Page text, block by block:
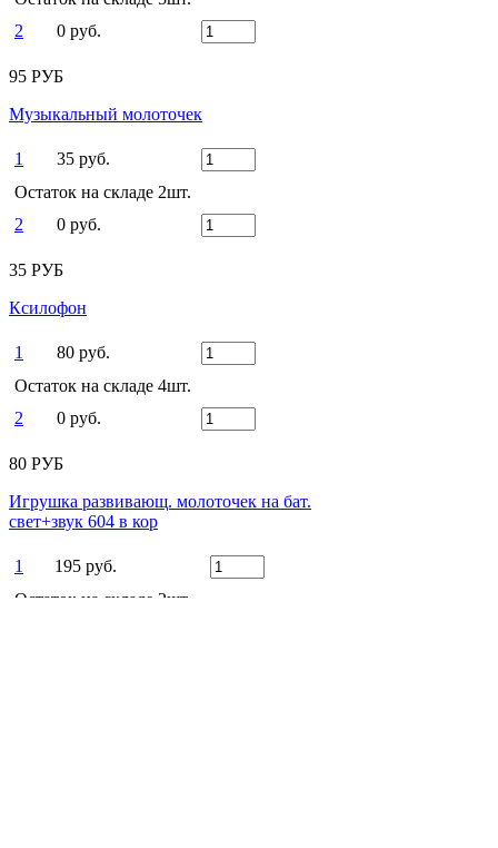
2
0 руб.
95 РУБ
Музыкальный молоточек
1
35 руб.
Остаток на складе 2шт.
2
0 руб.
35 РУБ
Ксилофон
1
80 руб.
Остаток на складе 4шт.
2
0 руб.
80 РУБ
Игрушка развивающ. молоточек на бат.
свет+звук 604 в кор
1
195 руб.
Остаток на складе 2шт.